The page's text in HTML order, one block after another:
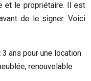
et le propriétaire. Il est
de le signer. Voici
3 ans pour une location
renouvelable